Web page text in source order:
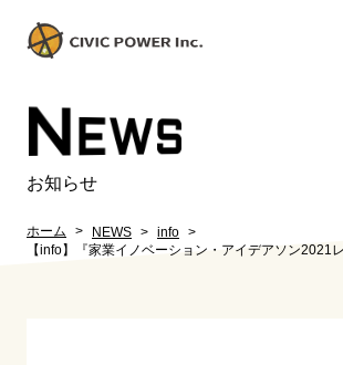
NEWS
お知らせ
ホーム NEWS
info
【info】『家業イノベーション・アイデアソン2021